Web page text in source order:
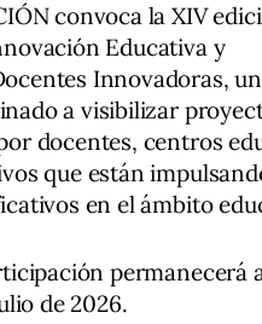
convoca la XIV
Educativa y
Innovadoras, un
a visibilizar
docentes, centros
que están
en el ámbito
permanecerá
de 2026.